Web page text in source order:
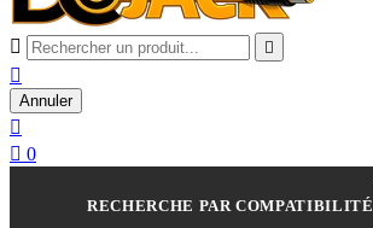
 

Annuler

 0
RECHERCHE PAR COMPATIBILITÉ